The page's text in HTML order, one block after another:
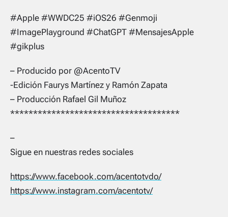
#Apple #WWDC25 #iOS26 #Genmoji
#ImagePlayground #ChatGPT #MensajesApple
#gikplus
– Producido por @AcentoTV
-Edición Faurys Martínez y Ramón Zapata
– Producción Rafael Gil Muñoz
*************************************
–
Sigue en nuestras redes sociales
https://www.facebook.com/acentotvdo/
https://www.instagram.com/acentotv/